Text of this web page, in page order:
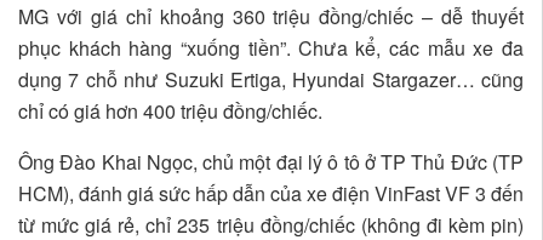
MG với giá chỉ khoảng 360 triệu đồng/chiếc – dễ thuyết
phục khách hàng “xuống tiền”. Chưa kể, các mẫu xe đa
dụng 7 chỗ như Suzuki Ertiga, Hyundai Stargazer… cũng
chỉ có giá hơn 400 triệu đồng/chiếc.
Ông Đào Khai Ngọc, chủ một đại lý ô tô ở TP Thủ Đức (TP
HCM), đánh giá sức hấp dẫn của xe điện VinFast VF 3 đến
từ mức giá rẻ, chỉ 235 triệu đồng/chiếc (không đi kèm pin)